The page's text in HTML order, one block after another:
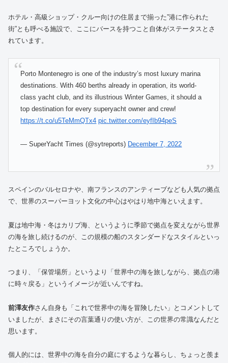
ホテル・高級ショップ・クルー向けの住居まで揃った”港に作られた
街”とも呼べる施設で、ここにバースを持つこと自体がステータスとさ
れています。
Porto Montenegro is one of the industry’s most luxury marina
destinations. With 460 berths already in operation, its world-
class yacht club, and its illustrious Winter Games, it should a
top destination for every superyacht owner and crew!
https://t.co/u5TeMmQTx4 pic.twitter.com/eyfIb94peS
— SuperYacht Times (@sytreports) December 7, 2022
スペインのバルセロナや、南フランスのアンティーブなども人気の拠点
で、世界のスーパーヨット文化の中心はやはり地中海といえます。
夏は地中海・冬はカリブ海、というように季節で拠点を変えながら世界
の海を旅し続けるのが、この規模の船のスタンダードなスタイルといっ
たところでしょうか。
つまり、「保管場所」というより「世界中の海を旅しながら、拠点の港
に時々戻る」というイメージが近いんですね。
前澤友作さん自身も「これで世界中の海を冒険したい」とコメントして
いましたが、まさにその言葉通りの使い方が、この世界の常識なんだと
思います。
個人的には、世界中の海を自分の庭にするような暮らし、ちょっと羨ま